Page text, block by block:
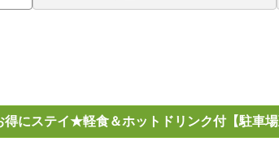
にステイ★軽食＆ホットドリンク付【駐車場